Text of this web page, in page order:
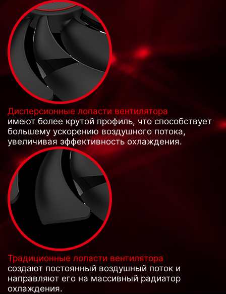
Дисперсионные лопасти вентилятора
имеют более крутой профиль, что способствует
большему ускорению воздушного потока,
увеличивая эффективность охлаждения.
Традиционные лопасти вентилятора
создают постоянный воздушный поток и
направляют его на массивный радиатор
охлаждения.